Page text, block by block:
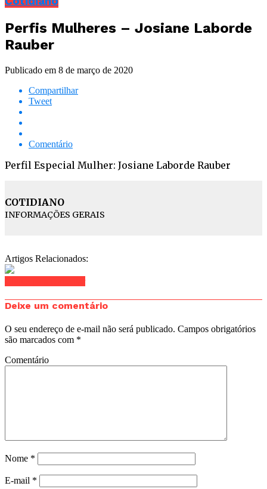
Perfis Mulheres – Josiane Laborde
Rauber
Publicado em 8 de março de 2020
Compartilhar
Tweet
Comentário
Perfil Especial Mulher: Josiane Laborde Rauber
COTIDIANO
INFORMAÇÕES GERAIS
Artigos Relacionados:
Deixe um comentário
O seu endereço de e-mail não será publicado. Campos obrigatórios
são marcados com *
Comentário
Nome *
E-mail *